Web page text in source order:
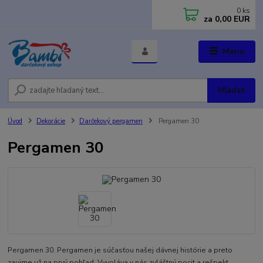
Menu
Hľadať
0 ks
za 0,00 EUR
Úvod Dekorácie Darčekový pergamen Pergamen 30
Pergamen 30
Pergamen 30. Pergamen je súčasťou našej dávnej histórie a preto